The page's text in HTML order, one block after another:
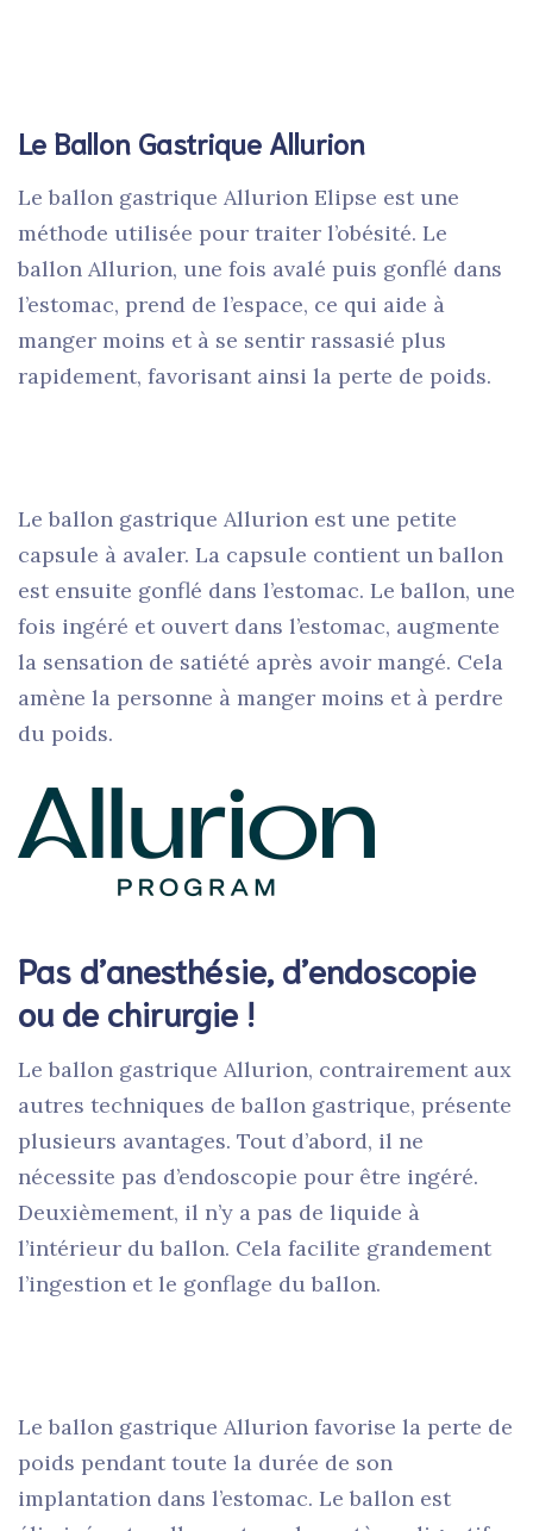
Le Ballon Gastrique Allurion
Le ballon gastrique Allurion Elipse est une
méthode utilisée pour traiter l’obésité. Le
ballon Allurion, une fois avalé puis gonflé dans
l’estomac, prend de l’espace, ce qui aide à
manger moins et à se sentir rassasié plus
rapidement, favorisant ainsi la perte de poids.
Le ballon gastrique Allurion est une petite
capsule à avaler. La capsule contient un ballon
est ensuite gonflé dans l’estomac. Le ballon, une
fois ingéré et ouvert dans l’estomac, augmente
la sensation de satiété après avoir mangé. Cela
amène la personne à manger moins et à perdre
du poids.
Pas d’anesthésie, d’endoscopie
ou de chirurgie !
Le ballon gastrique Allurion, contrairement aux
autres techniques de ballon gastrique, présente
plusieurs avantages. Tout d’abord, il ne
nécessite pas d’endoscopie pour être ingéré.
Deuxièmement, il n’y a pas de liquide à
l’intérieur du ballon. Cela facilite grandement
l’ingestion et le gonflage du ballon.
Le ballon gastrique Allurion favorise la perte de
poids pendant toute la durée de son
implantation dans l’estomac. Le ballon est